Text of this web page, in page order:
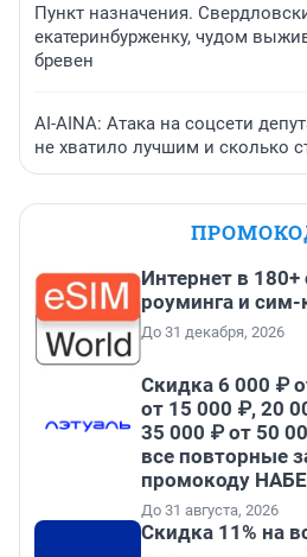
Пункт назначения.
екатеринбурженку, чудом
бревен
AI-AINA: Атака на соцсети
не хватило лучшим и сколько
Интернет в
роуминга и сим-
До 31 декабря, 2026
Скидка 6 000 ₽
от 15 000 ₽, 20
35 000 ₽ от 50
все повторные
промокоду
До 31 августа, 2026
Скидка 11% на